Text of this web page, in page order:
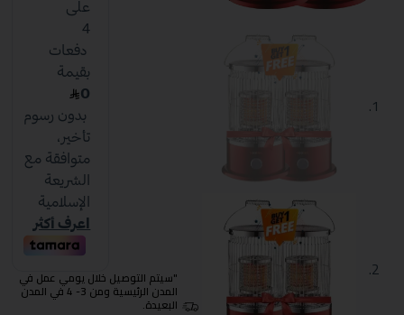
"سيتم التوصيل خلال يومي عمل في
المدن الرئيسية ومن 3- 4 في المدن
البعيدة.